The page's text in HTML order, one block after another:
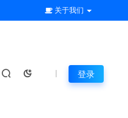
关于我们
登录